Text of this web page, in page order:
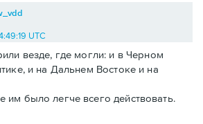
UTC
везде, где могли: и в Черном
и на Дальнем Востоке и на
им было легче всего действовать.